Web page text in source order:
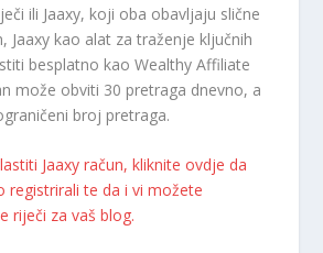
ili Jaaxy, koji oba obavljaju slične
Jaaxy kao alat za traženje ključnih
besplatno kao Wealthy Affiliate
može obviti 30 pretraga dnevno, a
broj pretraga.
Jaaxy račun, kliknite ovdje da
registrirali te da i vi možete
riječi za vaš blog.